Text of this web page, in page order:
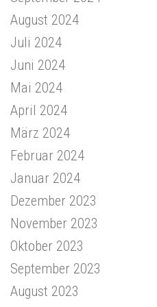
August 2024
Juli 2024
Juni 2024
Mai 2024
April 2024
März 2024
Februar 2024
Januar 2024
Dezember 2023
November 2023
Oktober 2023
September 2023
August 2023